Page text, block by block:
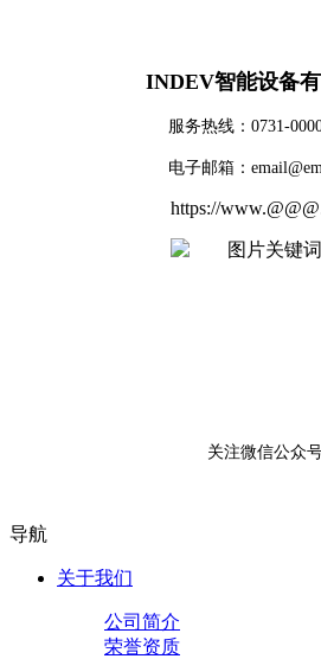
INDEV智能设备
服务热线：0731-
电子邮箱：
https://
关注微信公众
导航
关于我们
公司简介
荣誉资质